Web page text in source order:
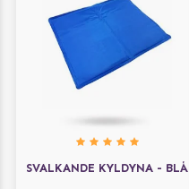
SVALKANDE KYLDYNA - BLÅ